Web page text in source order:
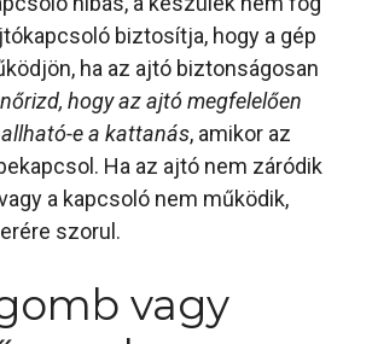
biztosítja, hogy a gép
ha az ajtó biztonságosan
hogy az ajtó megfelelően
e a kattanás, amikor az
Ha az ajtó nem záródik
a kapcsoló nem működik,
szorul.
vagy